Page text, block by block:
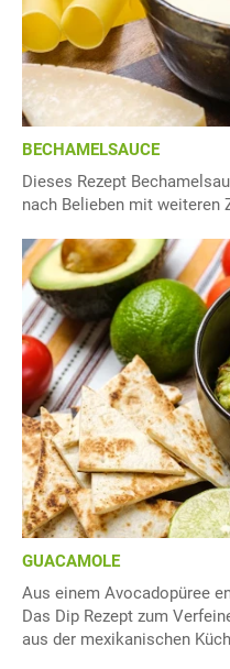
BECHAMELSAUCE
Dieses Rezept
nach Belieben mit weiteren
GUACAMOLE
Aus einem Avocadopüree
Das Dip Rezept zum
aus der mexikanischen